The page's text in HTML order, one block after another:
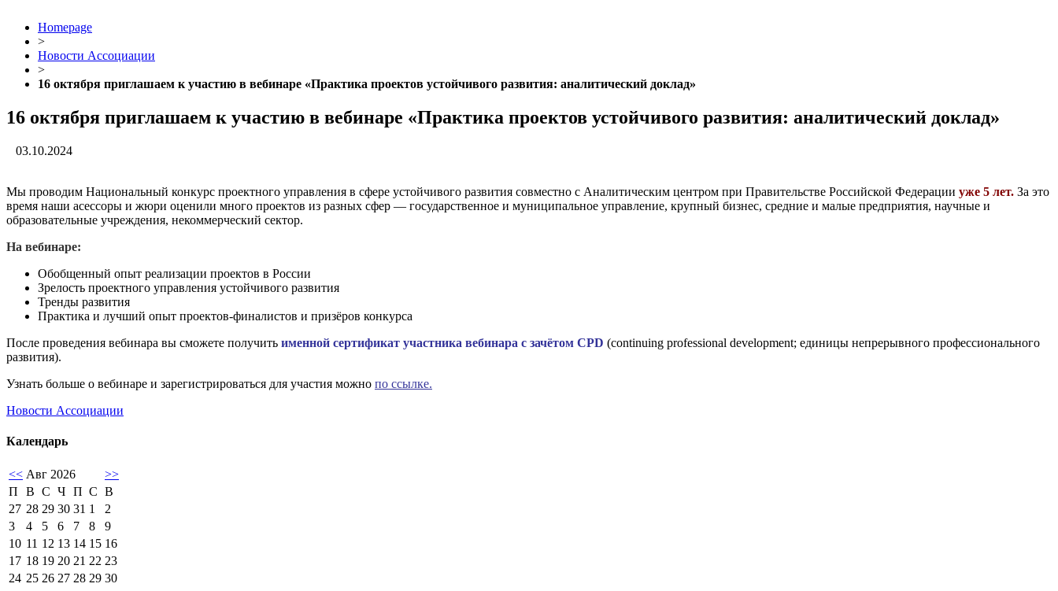
Homepage
>
Новости Ассоциации
>
16 октября приглашаем к участию в вебинаре «Практика проектов устойчивого развития: аналитический доклад»
16 октября приглашаем к участию в вебинаре «Практика проектов устойчивого развития: аналитический доклад»
03.10.2024
Мы проводим Национальный конкурс проектного управления в сфере устойчивого развития совместно с Аналитическим центром при Правительстве Российской Федерации уже 5 лет. За это
время наши асессоры и жюри оценили много проектов из разных сфер — государственное и муниципальное управление, крупный бизнес, средние и малые предприятия, научные и
образовательные учреждения, некоммерческий сектор.
На вебинаре:
Обобщенный опыт реализации проектов в России
Зрелость проектного управления устойчивого развития
Тренды развития
Практика и лучший опыт проектов-финалистов и призёров конкурса
После проведения вебинара вы сможете получить именной сертификат участника вебинара с зачётом СPD (сontinuing professional development; единицы непрерывного профессионального
развития).
Узнать больше о вебинаре и зарегистрироваться для участия можно по ссылке.
Новости Ассоциации
Календарь
<< Авг 2026
>>
П
В С Ч П С В
27 28 29 30 31 1
2
3
4 5 6 7 8
9
10 11 12 13 14 15 16
17 18 19 20 21 22 23
24 25 26 27 28 29 30